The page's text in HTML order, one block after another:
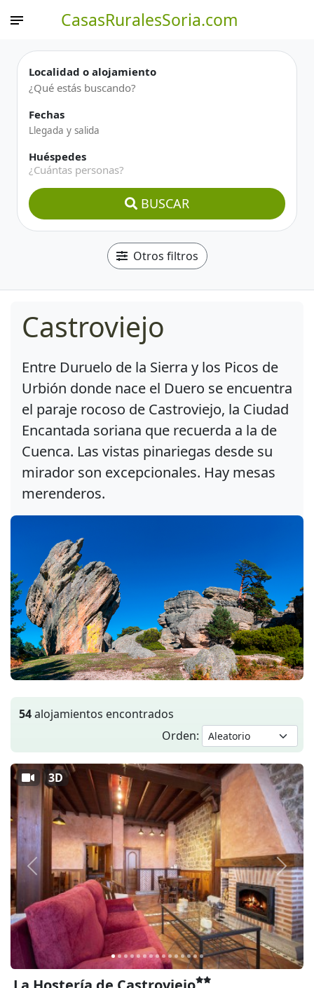
CasasRuralesSoria.com
Localidad o alojamiento
Fechas
Huéspedes
¿Cuántas personas?
BUSCAR
Otros filtros
Castroviejo
Entre Duruelo de la Sierra y los Picos de
Urbión donde nace el Duero se encuentra
el paraje rocoso de Castroviejo, la Ciudad
Encantada soriana que recuerda a la de
Cuenca. Las vistas pinariegas desde su
mirador son excepcionales. Hay mesas
merenderos.
54alojamientos encontrados
Orden:
Anterior
3D